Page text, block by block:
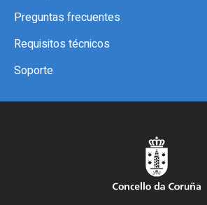
Preguntas frecuentes
Requisitos técnicos
Soporte